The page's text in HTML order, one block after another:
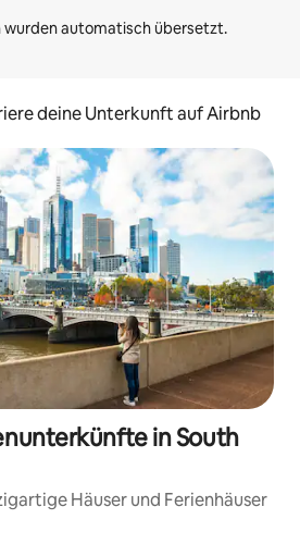
deine Unterkunft auf Airbnb
in South
Häuser und Ferienhäuser